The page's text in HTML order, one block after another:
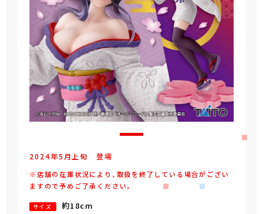
2024年5 月 上旬 登場
※店舗の在庫状況により、取扱を終了している場合がござい
ますので予めご了承ください。
サイズ 約18cm